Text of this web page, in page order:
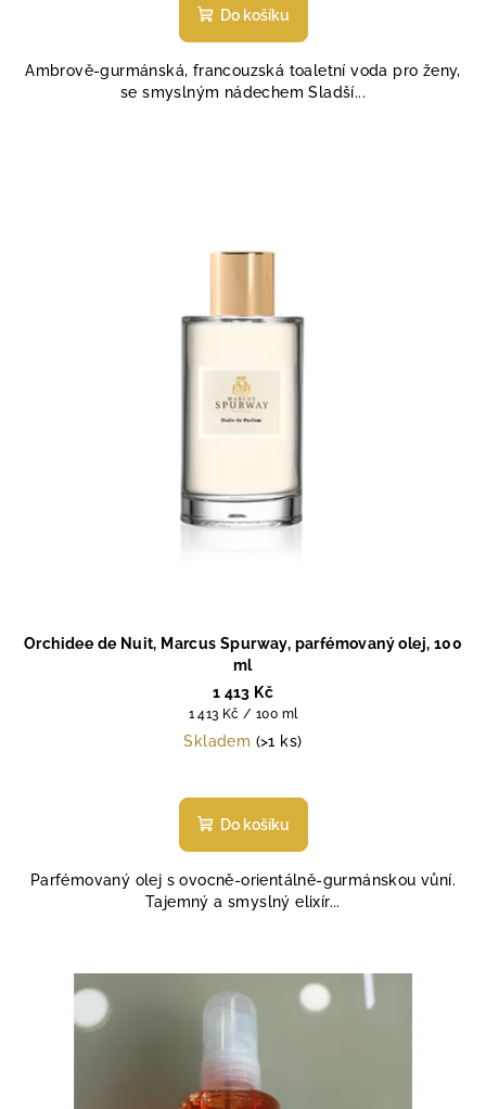
Do košíku
Ambrově-gurmánská, francouzská toaletní voda pro ženy,
se smyslným nádechem Sladší...
Orchidee de Nuit, Marcus Spurway, parfémovaný olej, 100
ml
1 413 Kč
Měrná
cena:
1 413 Kč / 100 ml
Skladem (>1 ks)
hodnocení
produktu
z
5
Do košíku
Parfémovaný olej s ovocně-orientálně-gurmánskou vůní.
Tajemný a smyslný elixír...